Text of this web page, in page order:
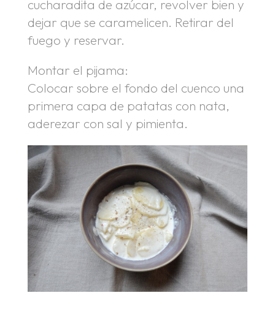
cucharadita de azúcar, revolver bien y
dejar que se caramelicen. Retirar del
fuego y reservar.
Montar el pijama:
Colocar sobre el fondo del cuenco una
primera capa de patatas con nata,
aderezar con sal y pimienta.